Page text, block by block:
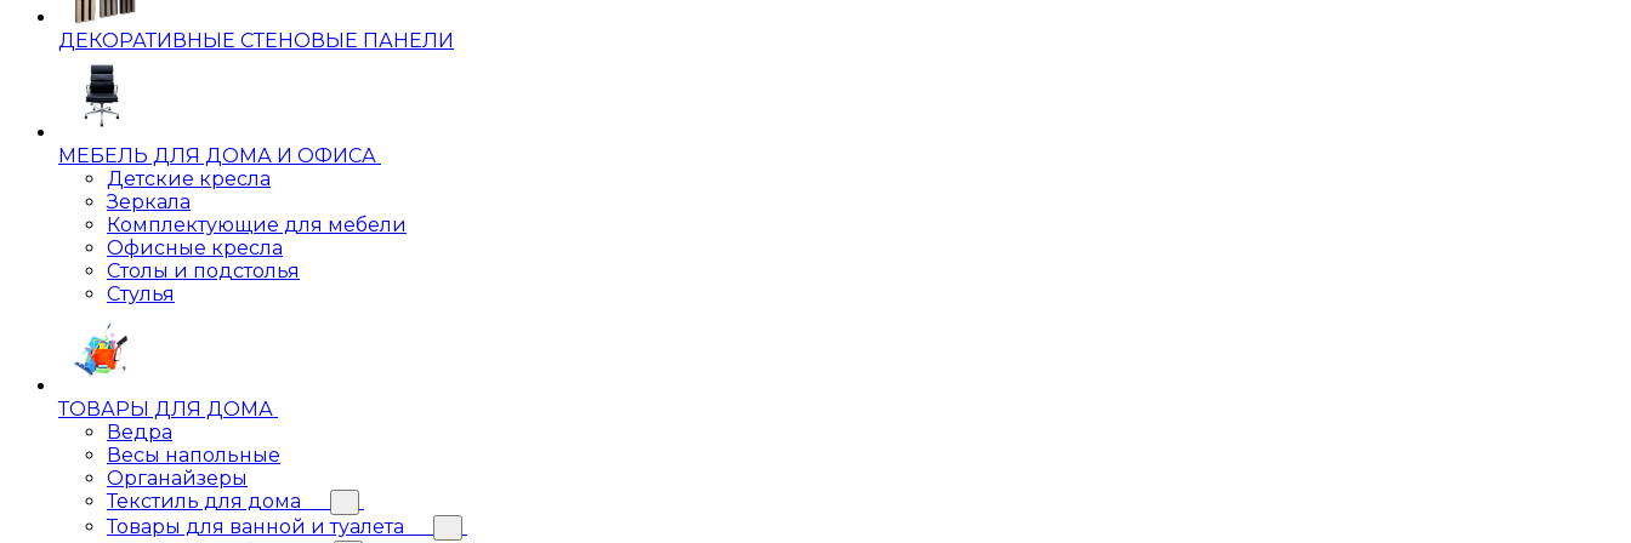
ДЕКОРАТИВНЫЕ СТЕНОВЫЕ ПАНЕЛИ
МЕБЕЛЬ ДЛЯ ДОМА И ОФИСА
Детские кресла
Зеркала
Комплектующие для мебели
Офисные кресла
Столы и подстолья
Стулья
ТОВАРЫ ДЛЯ ДОМА
Ведра
Весы напольные
Органайзеры
Текстиль для дома
Товары для ванной и туалета